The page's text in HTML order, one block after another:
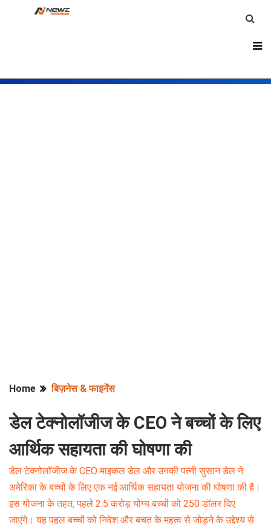
Home बिज़नेस & फाइनेंस
डेल टेक्नोलॉजीज के CEO ने बच्चों के लिए
आर्थिक सहायता की घोषणा की
डेल टेक्नोलॉजीज के CEO माइकल डेल और उनकी पत्नी सुसान डेल ने
अमेरिका के बच्चों के लिए एक नई आर्थिक सहायता योजना की घोषणा की है।
इस योजना के तहत, पहले 2.5 करोड़ योग्य बच्चों को 250 डॉलर दिए
जाएंगे। यह पहल बच्चों को निवेश और बचत के महत्व से जोड़ने के उद्देश्य से